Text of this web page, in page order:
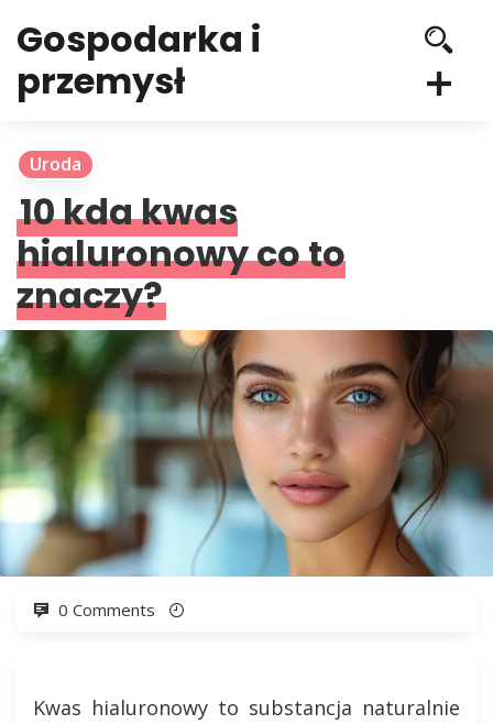
Gospodarka i
przemysł
Uroda
10 kda kwas
hialuronowy co to
znaczy?
0 Comments
Kwas hialuronowy to substancja naturalnie